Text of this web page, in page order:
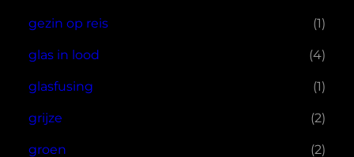
gezin op reis (1)
glas in lood (4)
glasfusing (1)
grijze (2)
groen (2)